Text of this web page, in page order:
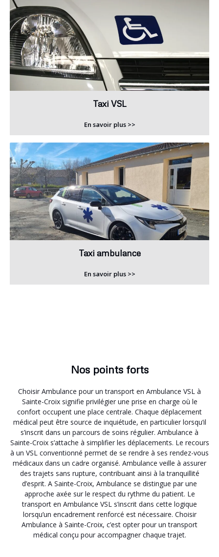
Taxi VSL
En savoir plus >>
Taxi ambulance
En savoir plus >>
Nos points forts
Choisir Ambulance pour un transport en Ambulance VSL à
Sainte-Croix signifie privilégier une prise en charge où le
confort occupent une place centrale. Chaque déplacement
médical peut être source de inquiétude, en particulier lorsqu’il
s’inscrit dans un parcours de soins régulier. Ambulance à
Sainte-Croix s’attache à simplifier les déplacements. Le recours
à un VSL conventionné permet de se rendre à ses rendez-vous
médicaux dans un cadre organisé. Ambulance veille à assurer
des trajets sans rupture, contribuant ainsi à la tranquillité
d’esprit. A Sainte-Croix, Ambulance se distingue par une
approche axée sur le respect du rythme du patient. Le
transport en Ambulance VSL s’inscrit dans cette logique
lorsqu’un encadrement renforcé est nécessaire. Choisir
Ambulance à Sainte-Croix, c’est opter pour un transport
médical conçu pour accompagner chaque trajet.